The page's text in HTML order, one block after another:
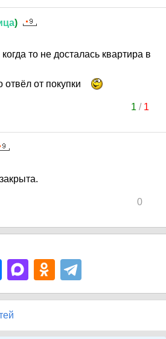
)
то не досталась квартира в
отвёл от покупки
1 / 1
0